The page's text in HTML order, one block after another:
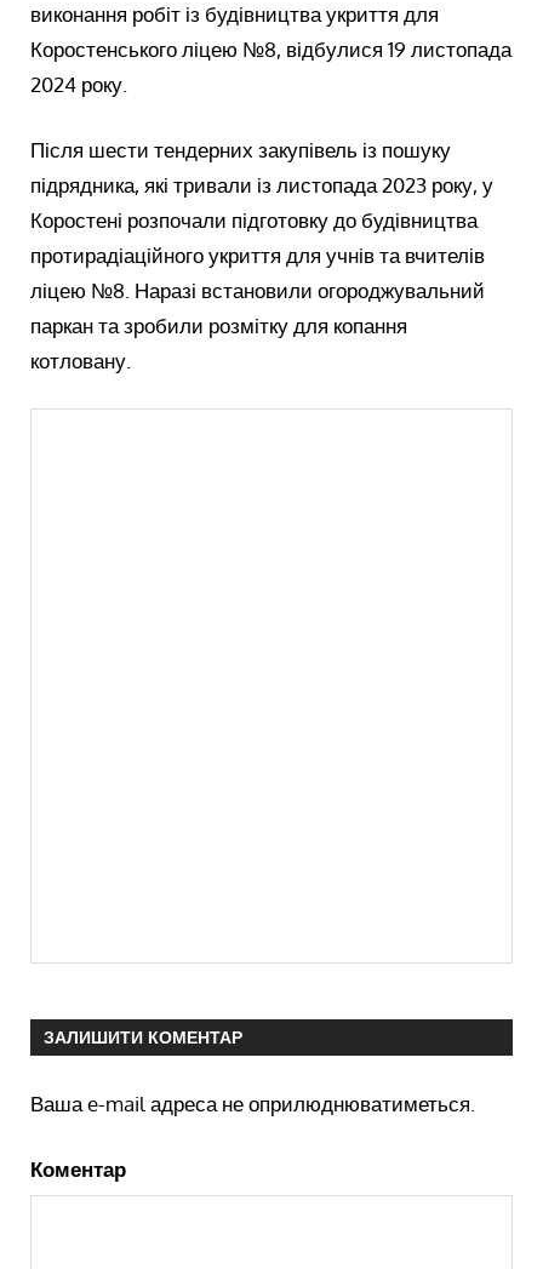
виконання робіт із будівництва укриття для
Коростенського ліцею №8, відбулися 19 листопада
2024 року.
Після шести тендерних закупівель із пошуку
підрядника, які тривали із листопада 2023 року, у
Коростені розпочали підготовку до будівництва
протирадіаційного укриття для учнів та вчителів
ліцею №8. Наразі встановили огороджувальний
паркан та зробили розмітку для копання
котловану.
ЗАЛИШИТИ КОМЕНТАР
Ваша e-mail адреса не оприлюднюватиметься.
Коментар